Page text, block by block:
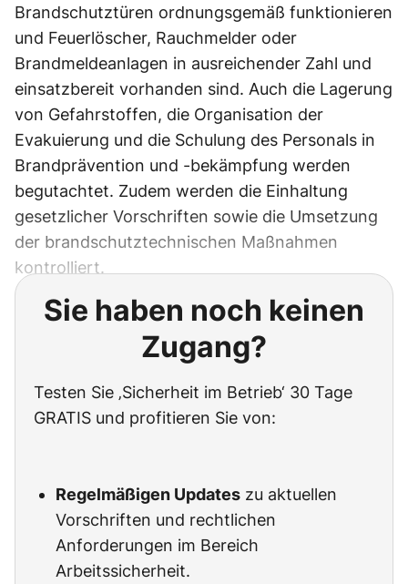
Brandschutztüren ordnungsgemäß funktionieren
und Feuerlöscher, Rauchmelder oder
Brandmeldeanlagen in ausreichender Zahl und
einsatzbereit vorhanden sind. Auch die Lagerung
von Gefahrstoffen, die Organisation der
Evakuierung und die Schulung des Personals in
Brandprävention und -bekämpfung werden
begutachtet. Zudem werden die Einhaltung
gesetzlicher Vorschriften sowie die Umsetzung
der brandschutztechnischen Maßnahmen
kontrolliert.
Sie haben noch keinen
Zugang?
Testen Sie ‚Sicherheit im Betrieb‘ 30 Tage
GRATIS und profitieren Sie von:
Regelmäßigen Updates zu aktuellen
Vorschriften und rechtlichen
Anforderungen im Bereich
Arbeitssicherheit.